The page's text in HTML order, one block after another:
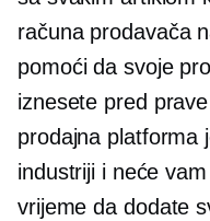
računa prodavača
pomoći da svoje
iznesete pred
prodajna platforma
industriji i neće
vrijeme da dodate